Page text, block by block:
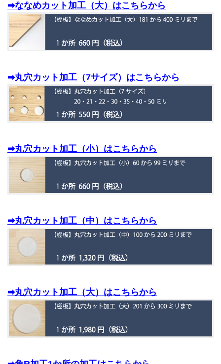
➡ななめカット加工（大）はこちらから
➡丸穴カット加工（7サイズ）はこちらから
➡丸穴カット加工（小）はこちらから
➡丸穴カット加工（中）はこちらから
➡丸穴カット加工（大）はこちらから